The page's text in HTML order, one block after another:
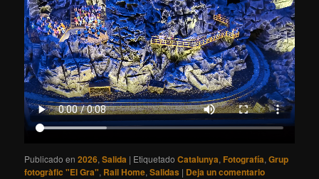
Publicado en 2026,Salida | Etiquetado Catalunya, Fotografía,Grup
fotogràfic "El Gra", Rail Home,Salidas | Deja un comentario